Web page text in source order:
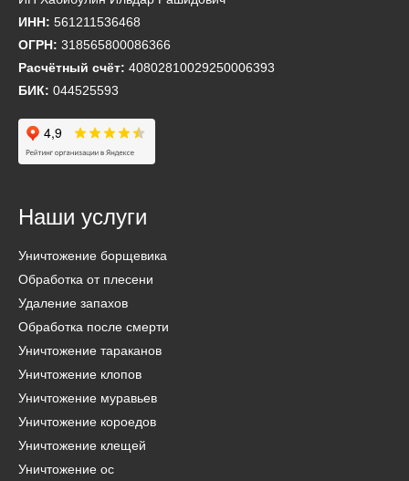
ИНН: 561211536468
ОГРН: 318565800086366
Расчётный счёт: 40802810029250006393
БИК: 044525593
Наши услуги
Уничтожение борщевика
Обработка от плесени
Удаление запахов
Обработка после смерти
Уничтожение тараканов
Уничтожение клопов
Уничтожение муравьев
Уничтожение короедов
Уничтожение клещей
Уничтожение ос